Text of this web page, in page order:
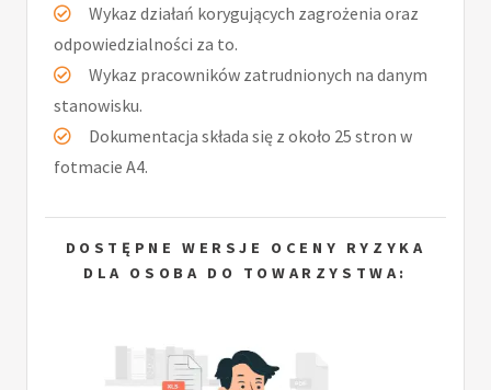
Wykaz działań korygujących zagrożenia oraz
odpowiedzialności za to.
Wykaz pracowników zatrudnionych na danym
stanowisku.
Dokumentacja składa się z około 25 stron w
fotmacie A4.
DOSTĘPNE WERSJE OCENY RYZYKA
DLA OSOBA DO TOWARZYSTWA: